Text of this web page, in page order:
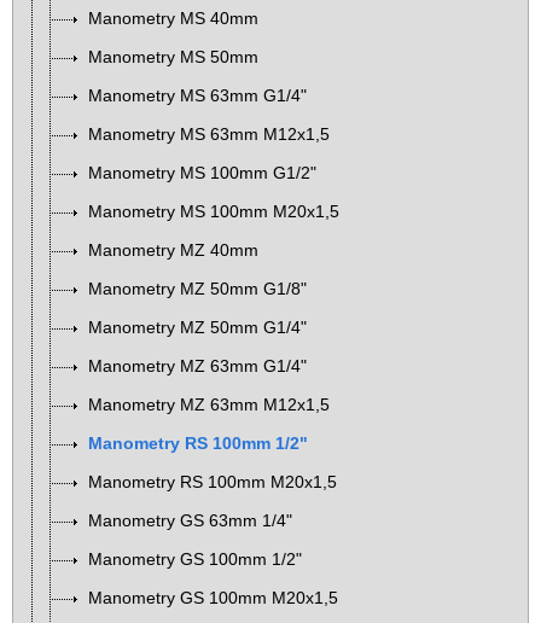
Manometry MS 40mm
Manometry MS 50mm
Manometry MS 63mm G1/4"
Manometry MS 63mm M12x1,5
Manometry MS 100mm G1/2"
Manometry MS 100mm M20x1,5
Manometry MZ 40mm
Manometry MZ 50mm G1/8"
Manometry MZ 50mm G1/4"
Manometry MZ 63mm G1/4"
Manometry MZ 63mm M12x1,5
Manometry RS 100mm 1/2"
Manometry RS 100mm M20x1,5
Manometry GS 63mm 1/4"
Manometry GS 100mm 1/2"
Manometry GS 100mm M20x1,5